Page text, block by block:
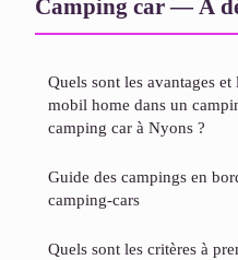
Camping car — À
Quels sont les avantages
mobil home dans un
camping car à Nyons ?
Guide des campings en
camping-cars
Quels sont les critères à